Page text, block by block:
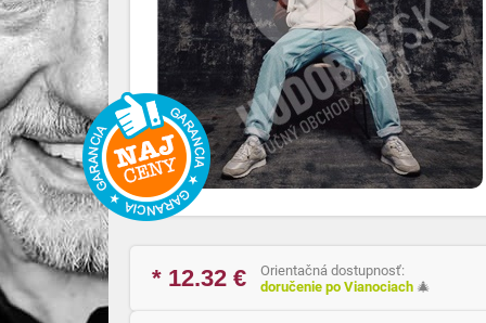
* 12.32 €
Orientačná dostupnosť:
doručenie po Vianociach 🎄